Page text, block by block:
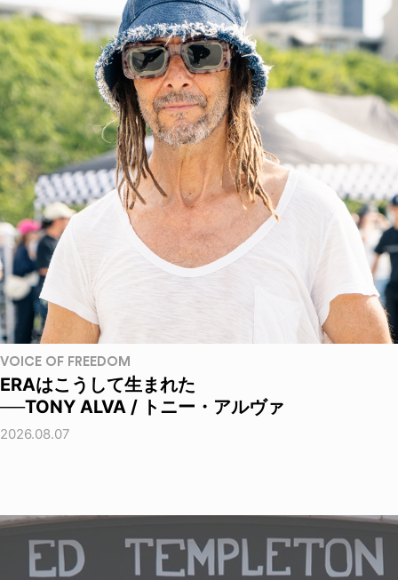
VOICE OF FREEDOM
ERAはこうして生まれた
──TONY ALVA / トニー・アルヴァ
2026.08.07